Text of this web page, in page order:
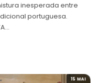
inesperada entre
portuguesa.
15 MAI